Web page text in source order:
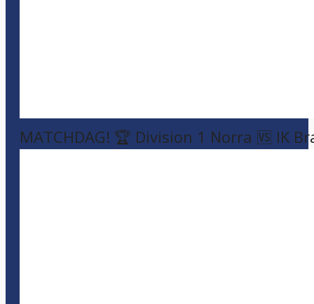
MATCHDAG! 🏆 Division 1 Norra 🆚 IK